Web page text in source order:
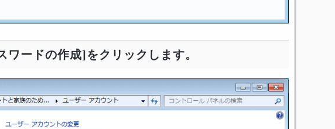
ワードの作成]をクリックします。